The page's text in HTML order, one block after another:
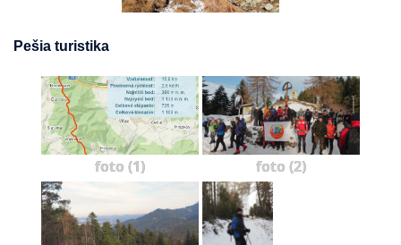
Pešia turistika
foto (1) foto (2)